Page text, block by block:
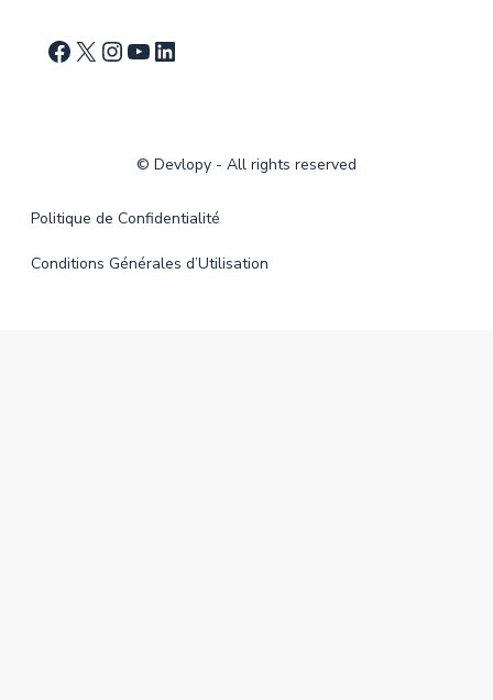
© Devlopy - All rights reserved
Politique de Confidentialité
Conditions Générales d’Utilisation